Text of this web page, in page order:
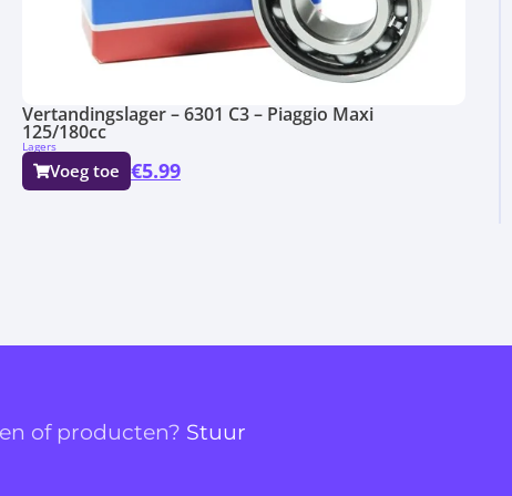
Vertandingslager – 6301 C3 – Piaggio Maxi
125/180cc
Lagers
Voeg toe €5.99
of producten? Stuur